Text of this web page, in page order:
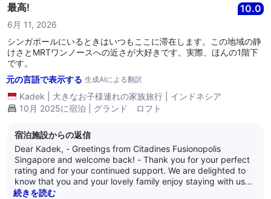
Premier loft apartment. -- All of us have truly enjoyed being
of service to you, and it is always a pleasure to know that our
efforts contribute to making your annual staycation
memorable. We earnestly look forward to welcoming you
back again and providing another enjoyable experience. --
We are at your service and we wish you well. Kind regards, --
The management of Citadines Fusionopolis Singapore
最高! 10.0
6月 11, 2026
シンガポールにいるときはいつもここに滞在します。この地域の静
けさとMRTワンノースへの近さが大好きです。実際、ほんの1階下
です。
元の言語で表示する 生成AIによる翻訳
Kadek 大きなお子様連れの家族旅行
インドネシア
10月 2025に宿泊 | グランド ロフト
宿泊施設からの返信
Dear Kadek, - Greetings from Citadines Fusionopolis
Singapore and welcome back! - Thank you for your perfect
rating and for your continued support. We are delighted to
know that you and your lovely family enjoy staying with us
whenever you visit Singapore. It is wonderful to hear that our
続きを読む